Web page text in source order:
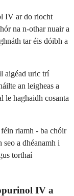
IV ar do riocht
na n-othar nuair a
tar éis dóibh a
aigéad uric trí
an leigheas a
le haghaidh cosanta
riamh - ba chóir
seo a dhéanamh i
torthaí
IV a